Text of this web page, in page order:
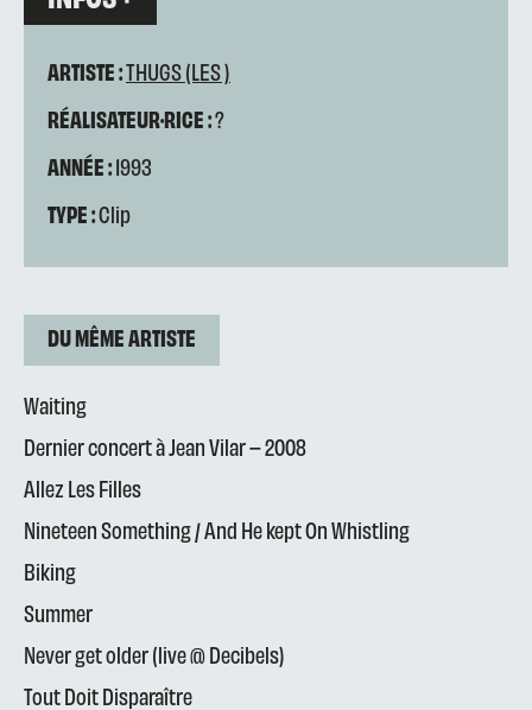
ARTISTE :THUGS (LES )
RÉALISATEUR·RICE :?
ANNÉE :1993
TYPE :Clip
DU MÊME ARTISTE
Waiting
Dernier concert à Jean Vilar – 2008
Allez Les Filles
Nineteen Something / And He kept On Whistling
Biking
Summer
Never get older (live @ Decibels)
Tout Doit Disparaître